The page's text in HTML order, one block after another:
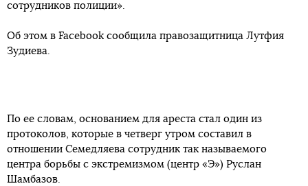
сотрудников полиции».
Об этом в Facebook сообщила правозащитница Лутфия
Зудиева.
По ее словам, основанием для ареста стал один из
протоколов, которые в четверг утром составил в
отношении Семедляева сотрудник так называемого
центра борьбы с экстремизмом (центр «Э») Руслан
Шамбазов.